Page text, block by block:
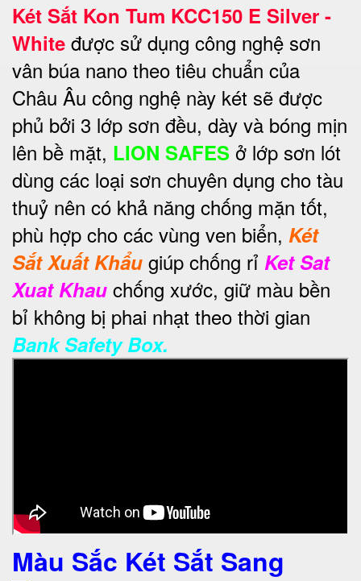
Két Sắt Kon Tum KCC150 E Silver -
White được sử dụng công nghệ sơn
vân búa nano theo tiêu chuẩn của
Châu Âu công nghệ này két sẽ được
phủ bởi 3 lớp sơn đều, dày và bóng mịn
lên bề mặt, LION SAFES ở lớp sơn lót
dùng các loại sơn chuyên dụng cho tàu
thuỷ nên có khả năng chống mặn tốt,
phù hợp cho các vùng ven biển, Két
Sắt Xuất Khẩu giúp chống rỉ Ket Sat
Xuat Khau chống xước, giữ màu bền
bỉ không bị phai nhạt theo thời gian
Bank Safety Box.
Màu Sắc Két Sắt Sang